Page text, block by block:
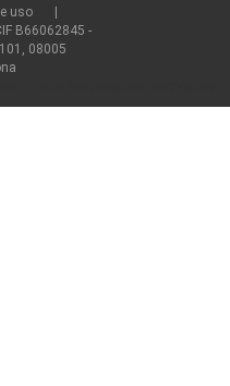
uso
B66062845 -
08005